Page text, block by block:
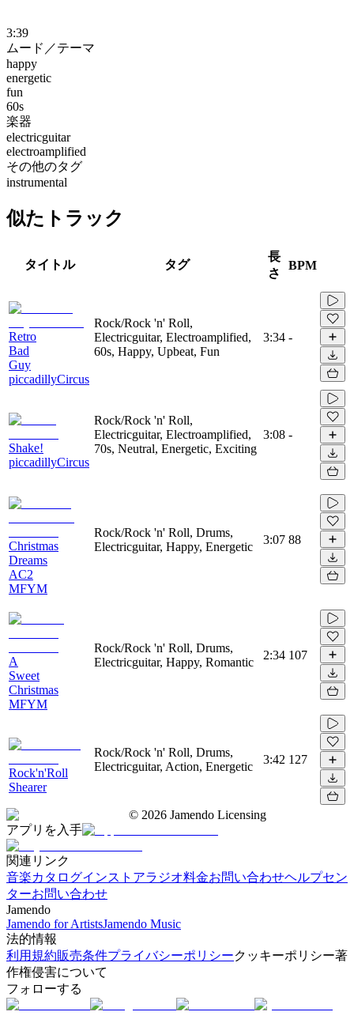
3:39
ムード／テーマ
happy
energetic
fun
60s
楽器
electricguitar
electroamplified
その他のタグ
instrumental
似たトラック
タイトル タグ
長
さ
BPM
Retro
Bad
Guy
piccadillyCircus
Rock/Rock 'n' Roll,
Electricguitar, Electroamplified,
60s, Happy, Upbeat, Fun
3:34 -
Shake!
piccadillyCircus
Rock/Rock 'n' Roll,
Electricguitar, Electroamplified,
70s, Neutral, Energetic, Exciting
3:08 -
Christmas
Dreams
AC2
MFYM
Rock/Rock 'n' Roll, Drums,
Electricguitar, Happy, Energetic
3:07 88
A
Sweet
Christmas
MFYM
Rock/Rock 'n' Roll, Drums,
Electricguitar, Happy, Romantic
2:34 107
Rock'n'Roll
Shearer
Rock/Rock 'n' Roll, Drums,
Electricguitar, Action, Energetic
3:42 127
© 2026 Jamendo Licensing
アプリを入手
関連リンク
音楽カタログインストアラジオ料金お問い合わせヘルプセン
ターお問い合わせ
Jamendo
Jamendo for ArtistsJamendo Music
法的情報
利用規約販売条件プライバシーポリシークッキーポリシー著
作権侵害について
フォローする